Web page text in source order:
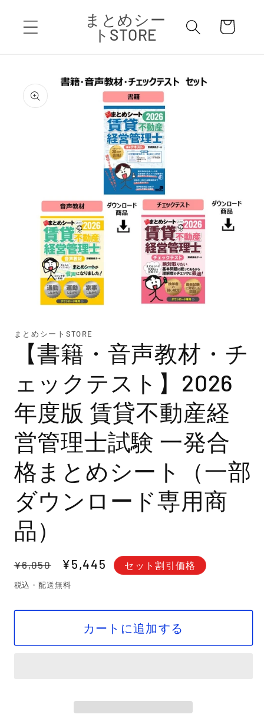
ンツに
進む
まとめシー
トSTORE
ー
報にス
キップ
ダ
(1)
を
く
まとめシートSTORE
【書籍・音声教材・チ
ェックテスト】2026
年度版 賃貸不動産経
営管理士試験 一発合
格まとめシート（一部
ダウンロード専用商
品）
通
常
格
¥6,050
セ
ー
価
¥5,445 セット割引価格
税込・配送無料
カートに追加する